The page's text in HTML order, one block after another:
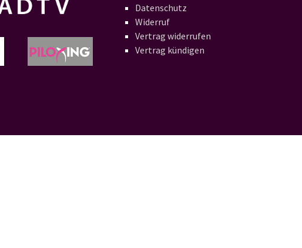
Datenschutz
Widerruf
Vertrag widerrufen
Vertrag kündigen